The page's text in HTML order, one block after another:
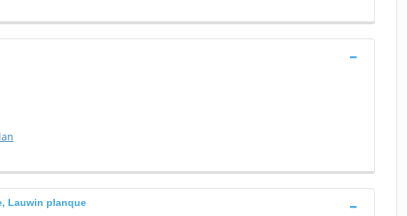
Lauwin planque